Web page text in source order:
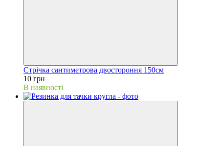
Стрічка сантиметрова двостороння 150см
10 грн
В наявності